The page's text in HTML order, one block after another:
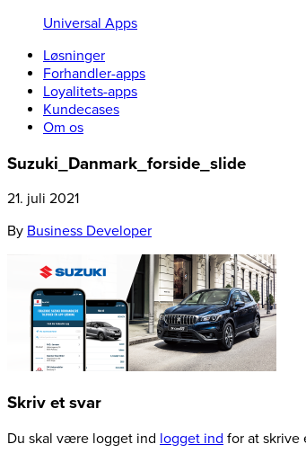
Universal Apps
Løsninger
Forhandler-apps
Loyalitets-apps
Kundecases
Om os
Suzuki_Danmark_forside_slide
21. juli 2021
By Business Developer
Skriv et svar
Du skal være logget ind logget ind for at skrive